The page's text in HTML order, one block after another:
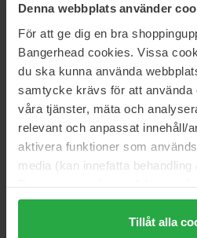
Denna webbplats använder
För att ge dig en bra
Bangerhead cookies. Vissa
du ska kunna använda
samtycke krävs för att använda
våra tjänster, mäta och
relevant och anpassat innehåll/
aktivera funktioner som
media (kan innefatta behandling
Genom att trycka på "Tillåt alla
alla cookies, medan du under
Tillåt alla
924 kr
Ordinær pris 1 026 kr
Eyelash Curler
1 pcs
410 kr
Ordinær pris 556 kr
30